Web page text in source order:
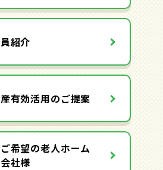
紹介
有効活用のご提案
希望の老人ホーム
社様